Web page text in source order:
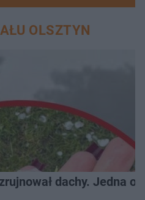
OLSZTYN
dachy. Jedna